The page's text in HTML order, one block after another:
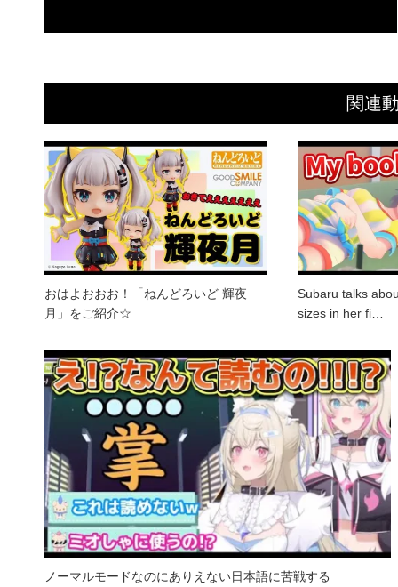
関連
おはよおおお！「ねんどろいど 輝夜
月」をご紹介☆
Subaru talks
sizes in her fi…
ノーマルモードなのにありえない日本語に苦戦する